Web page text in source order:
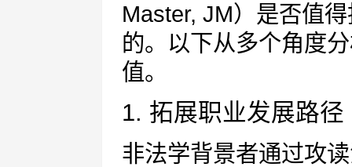
Master, JM）是否值
的。以下从多个角度
值。
1. 拓展职业发展路径
非法学背景者通过攻